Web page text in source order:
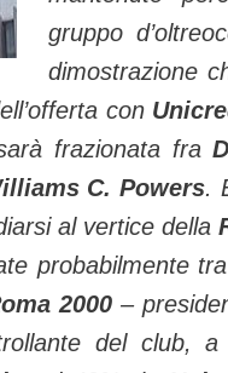
gruppo
dimostrazione
con
frazionata fra
C. Powers.
al vertice della
probabilmente
2000–
del club,